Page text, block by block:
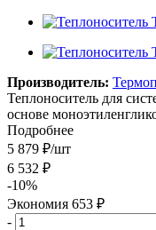
Производитель:
Теплоноситель для
основе
Подробнее
5 879 ₽/шт
6 532 ₽
-10%
Экономия 653 ₽
-